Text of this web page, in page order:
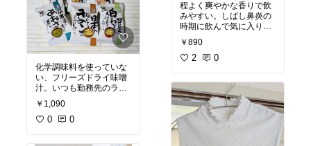
化学調味料を使っていな
い、フリーズドライ味噌
汁。いつも勤務先のラン
チタイムに飲んでいま
す。美味しくてお気に入
り。
#オリジナル写真
￥1,090
0 0
程よく爽やかな香りで飲
みやすい。しばし鼻炎の
時期に飲んで気に入り、
鼻炎が治まった今も愛飲
中。水出しできるからこ
れからの季節に重宝しま
ティータイム #レモンマ
ートル
￥890
2 0